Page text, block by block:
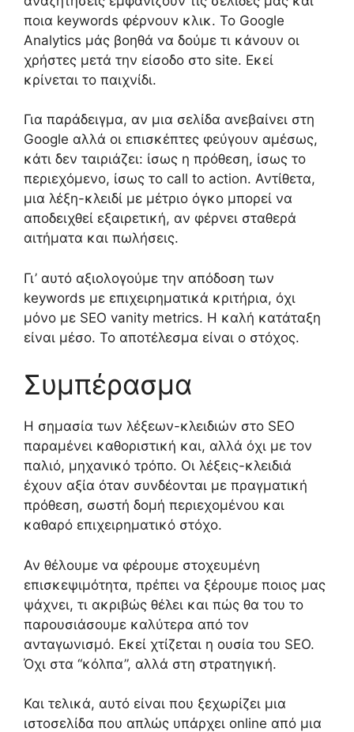
ποια keywords φέρνουν κλικ. Το Google
Analytics μάς βοηθά να δούμε τι κάνουν οι
χρήστες μετά την είσοδο στο site. Εκεί
κρίνεται το παιχνίδι.
Για παράδειγμα, αν μια σελίδα ανεβαίνει στη
Google αλλά οι επισκέπτες φεύγουν αμέσως,
κάτι δεν ταιριάζει: ίσως η πρόθεση, ίσως το
περιεχόμενο, ίσως το call to action. Αντίθετα,
μια λέξη-κλειδί με μέτριο όγκο μπορεί να
αποδειχθεί εξαιρετική, αν φέρνει σταθερά
αιτήματα και πωλήσεις.
Γι’ αυτό αξιολογούμε την απόδοση των
keywords με επιχειρηματικά κριτήρια, όχι
μόνο με SEO vanity metrics. Η καλή κατάταξη
είναι μέσο. Το αποτέλεσμα είναι ο στόχος.
Συμπέρασμα
Η σημασία των λέξεων-κλειδιών στο SEO
παραμένει καθοριστική και, αλλά όχι με τον
παλιό, μηχανικό τρόπο. Οι λέξεις-κλειδιά
έχουν αξία όταν συνδέονται με πραγματική
πρόθεση, σωστή δομή περιεχομένου και
καθαρό επιχειρηματικό στόχο.
Αν θέλουμε να φέρουμε στοχευμένη
επισκεψιμότητα, πρέπει να ξέρουμε ποιος μας
ψάχνει, τι ακριβώς θέλει και πώς θα του το
παρουσιάσουμε καλύτερα από τον
ανταγωνισμό. Εκεί χτίζεται η ουσία του SEO.
Όχι στα “κόλπα”, αλλά στη στρατηγική.
Και τελικά, αυτό είναι που ξεχωρίζει μια
ιστοσελίδα που απλώς υπάρχει online από μια